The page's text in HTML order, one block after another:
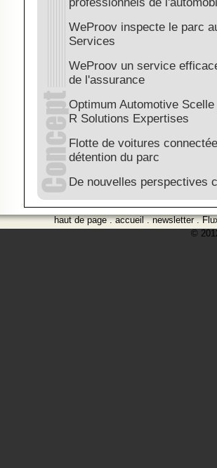
WeProov inspecte le parc
Services
WeProov un service
de l'assurance
Optimum Automotive
R Solutions Expertises
Flotte de voitures
détention du parc
De nouvelles perspectives
haut de page.accueil.newsletter.
©